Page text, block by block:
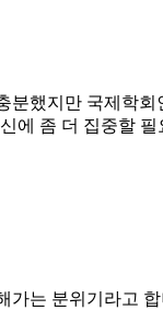
했지만 국제학
에 좀 더 집중할
가는 분위기라고